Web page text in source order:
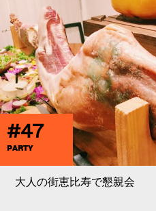
#47
PARTY
大人の街恵比寿で懇親会